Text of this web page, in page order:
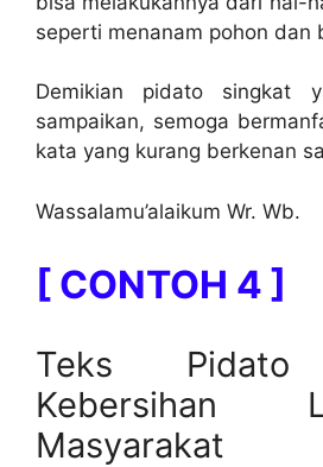
seperti menanam pohon dan
Demikian pidato singkat
sampaikan, semoga
kata yang kurang berkenan
Wassalamu’alaikum Wr. Wb.
[ CONTOH 4 ]
Teks Pidato
Kebersihan
Masyarakat